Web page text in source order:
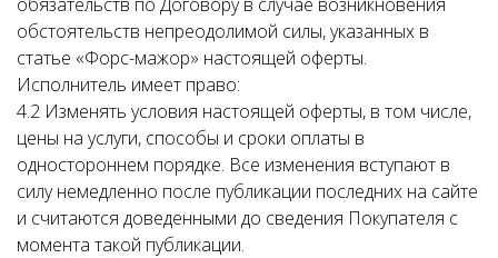
обстоятельств непреодолимой силы, указанных в
статье «Форс-мажор» настоящей оферты.
Исполнитель имеет право:
4.2 Изменять условия настоящей оферты, в том числе,
цены на услуги, способы и сроки оплаты в
одностороннем порядке. Все изменения вступают в
силу немедленно после публикации последних на сайте
и считаются доведенными до сведения Покупателя с
момента такой публикации.